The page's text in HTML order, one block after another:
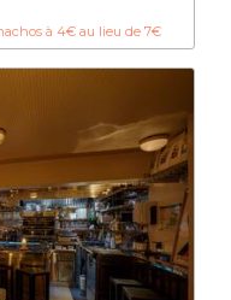
à 4€ au lieu de 7€